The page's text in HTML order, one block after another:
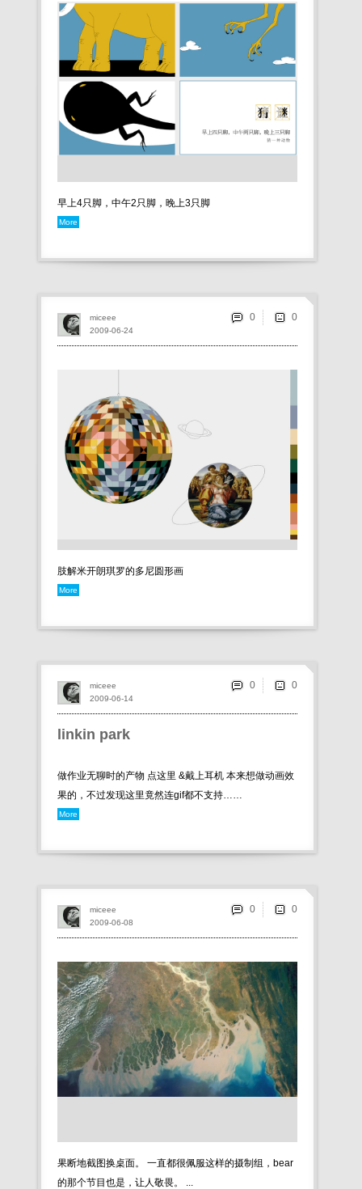
早上4只脚，中午2只脚，晚上3只脚
More
肢解米开朗琪罗的多尼圆形画
More
2009-06-24
miceee 0
linkin park
做作业无聊时的产物 点这里 &戴上耳机 本来想做动画效
果的，不过发现这里竟然连gif都不支持……
More
2009-06-14
miceee 0
果断地截图换桌面。 一直都很佩服这样的摄制组，bear
的那个节目也是，让人敬畏。 ...
2009-06-08
miceee 0